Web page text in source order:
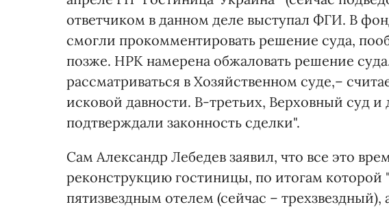
ответчиком в данном деле выступал ФГИ. В
смогли прокомментировать решение суда,
позже. НРК намерена обжаловать решение
рассматриваться в Хозяйственном суде,–
исковой давности. В-третьих, Верховный суд
подтверждали законность сделки".
Сам Александр Лебедев заявил, что все это
реконструкцию гостиницы, по итогам которой
пятизвездным отелем (сейчас –